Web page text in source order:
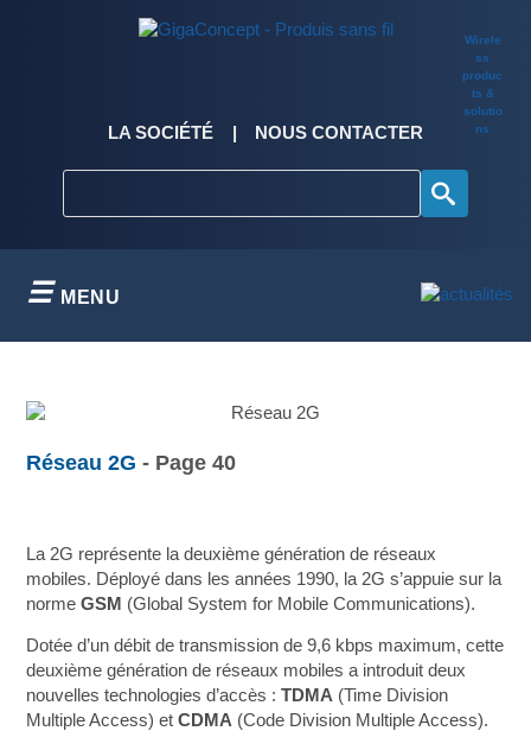
Wirele
ss
produc
ts &
solutio
ns
LA SOCIÉTÉ NOUS CONTACTER
MENU
Réseau 2G - Page 40
La 2G représente la deuxième génération de réseaux
mobiles. Déployé dans les années 1990, la 2G s’appuie sur la
normeGSM (Global System for Mobile Communications).
Dotée d’un débit de transmission de 9,6 kbps maximum, cette
deuxième génération de réseaux mobiles a introduit deux
nouvelles technologies d’accès :TDMA (Time Division
Multiple Access) etCDMA (Code Division Multiple Access).